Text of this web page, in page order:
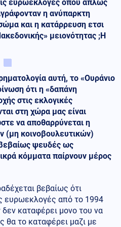
ευρωεκλογές οπου απλώς
η ανύπαρκτη
και η κατάρρευση ετσι
μειονότητας ;H
αυτή, το «Ουράνιο
ότι η «δαπάνη
στις εκλογικές
στη χώρα μας είναι
να αποθαρρύνεται η
(μη κοινοβουλευτικών)
ψευδές ως
κόμματα παίρνουν μέρος
βεβαίως ότι
ευρωεκλογές από το 1994
δεν καταφέρει μονο του να
θα το καταφέρει μαζι με